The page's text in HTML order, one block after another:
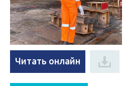
Читать онлайн